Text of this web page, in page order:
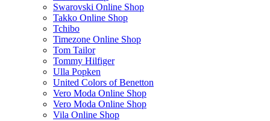
Swarovski Online Shop
Takko Online Shop
Tchibo
Timezone Online Shop
Tom Tailor
Tommy Hilfiger
Ulla Popken
United Colors of Benetton
Vero Moda Online Shop
Vero Moda Online Shop
Vila Online Shop